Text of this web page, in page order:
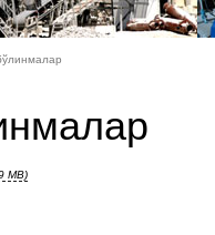
MB)